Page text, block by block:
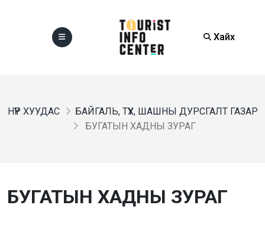
Хайх
НҮҮР ХУУДАС
БАЙГАЛЬ, ТҮҮХ, ШАШНЫ ДУРСГАЛТ ГАЗАР
БУГАТЫН ХАДНЫ ЗУРАГ
БУГАТЫН ХАДНЫ ЗУРАГ